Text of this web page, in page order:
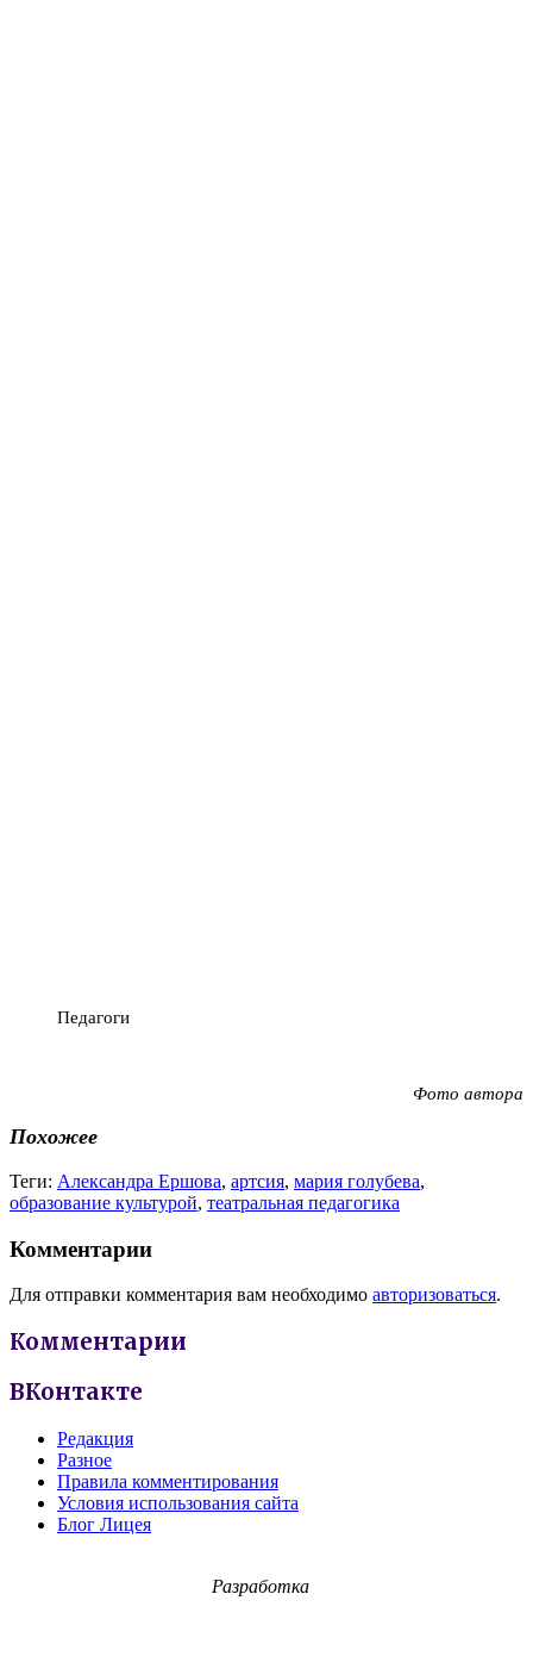
Педагоги
Фото автора
Похожее
Теги: Александра Ершова, артсия, мария голубева,
образование культурой, театральная педагогика
Комментарии
Для отправки комментария вам необходимо авторизоваться.
Комментарии
ВКонтакте
Редакция
Разное
Правила комментирования
Условия использования сайта
Блог Лицея
Разработка